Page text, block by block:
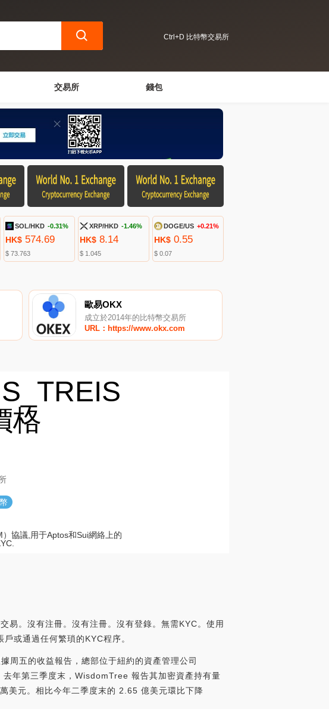
Ctrl+D 比特幣交易所
交易所 錢包
SOL/HKD -0.31%
HK$ 574.69
$ 73.763
XRP/HKD -1.46%
HK$ 8.14
$ 1.045
DOGE/US +0.21%
HK$ 0.55
$ 0.07
歐易OKX
成立於2014年的比特幣交易所
URL：https://www.okx.com
格
協議,用于Aptos和Sui網絡上的
。沒有注冊。沒有注冊。沒有登錄。無需KYC。使用
或通過任何繁瑣的KYC程序。
五的收益報告，總部位于紐約的資產管理公司
年第三季度末，WisdomTree 報告其加密資產持有量
美元。相比今年二季度末的 2.65 億美元環比下降